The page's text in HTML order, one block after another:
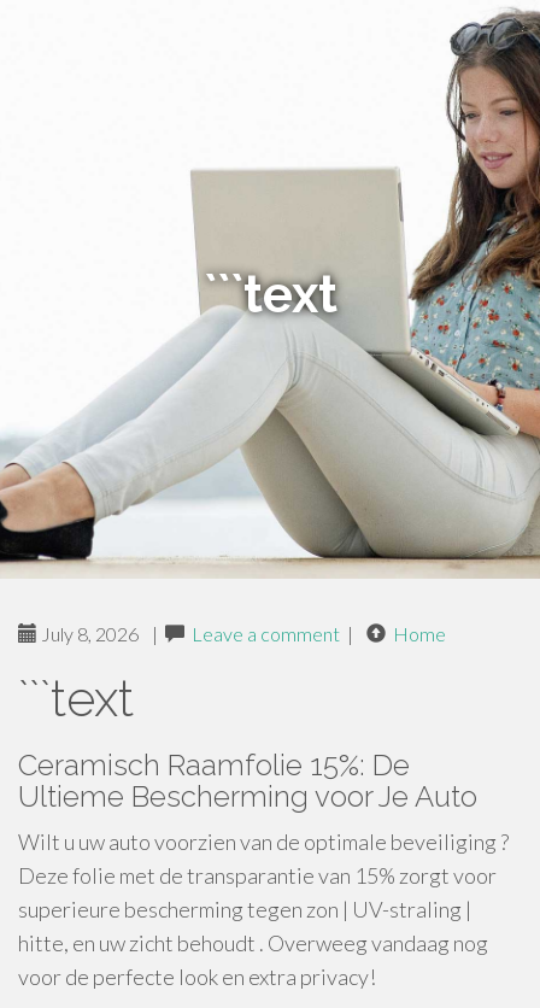
```text
July 8, 2026 | Leave a comment | Home
```text
Ceramisch Raamfolie 15%: De
Ultieme Bescherming voor Je Auto
Wilt u uw auto voorzien van de optimale beveiliging ?
Deze folie met de transparantie van 15% zorgt voor
superieure bescherming tegen zon | UV-straling |
hitte, en uw zicht behoudt . Overweeg vandaag nog
voor de perfecte look en extra privacy!